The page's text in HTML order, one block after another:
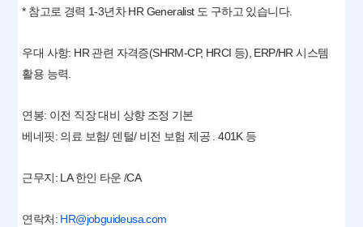
* 참고로 경력 1-3년차 HR Generalist 도 구하고 있습니다.
우대 사항: HR 관련 자격증(SHRM-CP, HRCI 등), ERP/HR 시스템
활용 능력.
연봉: 이전 직장 대비 상향 조정 기본
베네핏: 의료 보험/ 덴털/ 비전 보험 제공 . 401K 등
근무지: LA 한인 타운 /CA
연락처: HR@jobguideusa.com